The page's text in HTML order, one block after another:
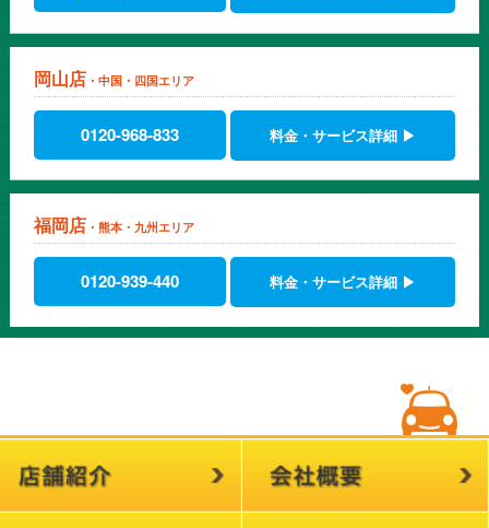
岡山店 ・中国・四国エリア
0120-968-833 料金・サービス詳細 ▶
福岡店 ・熊本・九州エリア
0120-939-440 料金・サービス詳細 ▶